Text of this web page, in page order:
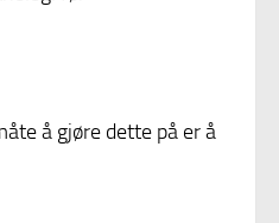
å gjøre dette på er å